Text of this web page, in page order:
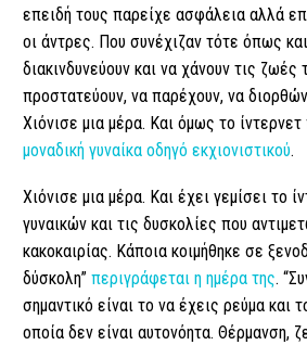
επειδή τους παρείχε ασφάλεια αλλά
οι άντρες. Που συνέχιζαν τότε όπως
διακινδυνεύουν και να χάνουν τις ζωές
προστατεύουν, να παρέχουν, να
Χιόνισε μια μέρα. Και όμως το
μοναδική γυναίκα οδηγό εκχιονιστικού.
Χιόνισε μια μέρα. Και έχει γεμίσει το
γυναικών και τις δυσκολίες που
κακοκαιρίας. Κάποια κοιμήθηκε σε
δύσκολη” περιγράφεται η ημέρα της.
σημαντικό είναι το να έχεις ρεύμα και
οποία δεν είναι αυτονόητα. Θέρμανση,